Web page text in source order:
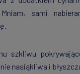
sami
szkliwu
nasiąkliwa i